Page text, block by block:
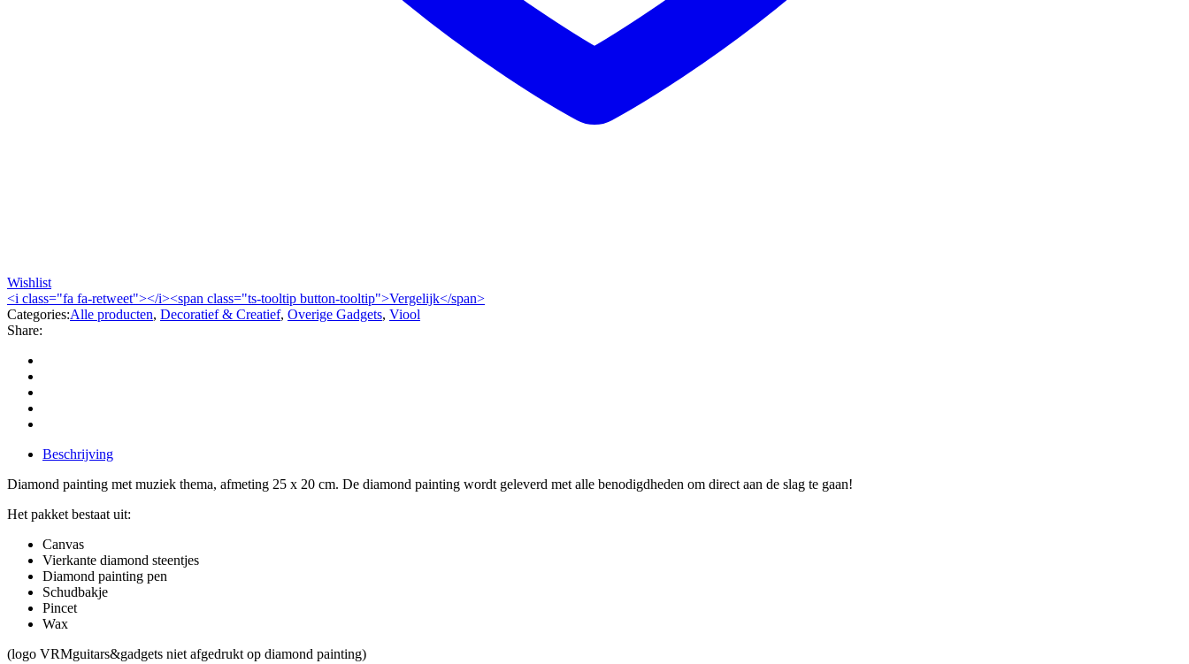
Wishlist
<i class="fa fa-retweet"></i><span class="ts-tooltip button-tooltip">Vergelijk</span>
Categories:Alle producten, Decoratief & Creatief, Overige Gadgets, Viool
Share:
Beschrijving
Diamond painting met muziek thema, afmeting 25 x 20 cm. De diamond painting wordt geleverd met alle benodigdheden om direct aan de slag te gaan!
Het pakket bestaat uit:
Canvas
Vierkante diamond steentjes
Diamond painting pen
Schudbakje
Pincet
Wax
(logo VRMguitars&gadgets niet afgedrukt op diamond painting)